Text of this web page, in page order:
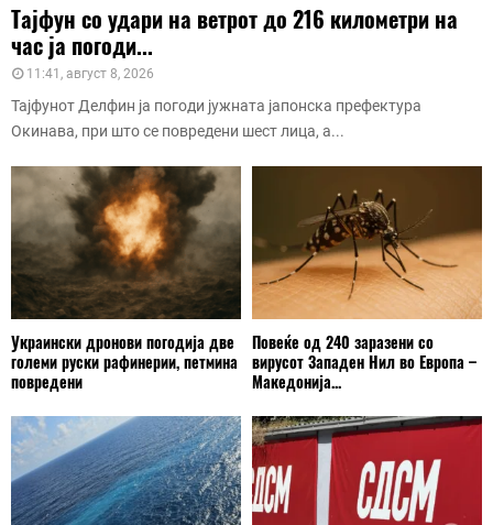
Тајфун со удари на ветрот до 216 километри на
час ја погоди...
11:41, август 8, 2026
Тајфунот Делфин ја погоди јужната јапонска префектура
Окинава, при што се повредени шест лица, а...
Украински дронови погодија две
големи руски рафинерии, петмина
повредени
Повеќе од 240 заразени со
вирусот Западен Нил во Европа –
Македонија...